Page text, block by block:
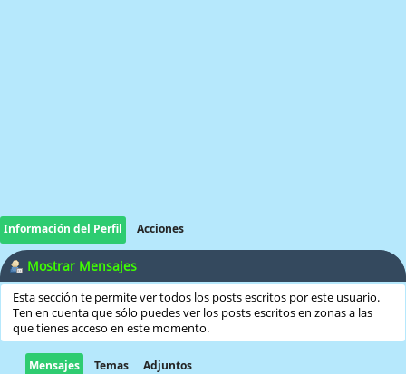
Información del Perfil Acciones
Mostrar Mensajes
Esta sección te permite ver todos los posts escritos por este usuario.
Ten en cuenta que sólo puedes ver los posts escritos en zonas a las
que tienes acceso en este momento.
Mensajes Temas Adjuntos